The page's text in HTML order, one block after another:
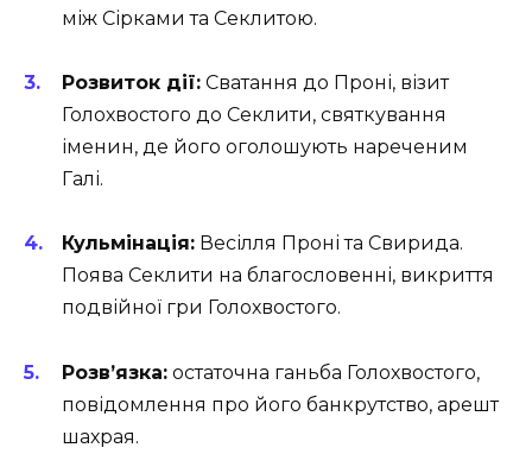
між Сірками та Секлитою.
Розвиток дії: Сватання до Проні, візит
Голохвостого до Секлити, святкування
іменин, де його оголошують нареченим
Галі.
Кульмінація: Весілля Проні та Свирида.
Поява Секлити на благословенні, викриття
подвійної гри Голохвостого.
Розв’язка: остаточна ганьба Голохвостого,
повідомлення про його банкрутство, арешт
шахрая.